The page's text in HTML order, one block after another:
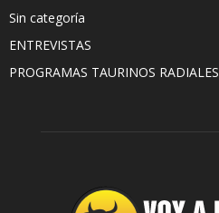
Sin categoría
ENTREVISTAS
PROGRAMAS TAURINOS RADIALES